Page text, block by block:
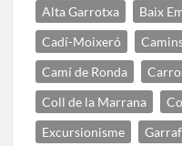
Alta Garrotxa
Baix
Cadí-Moixeró
Camí de Ronda
Coll de la Marrana
Excursionisme
Garraf